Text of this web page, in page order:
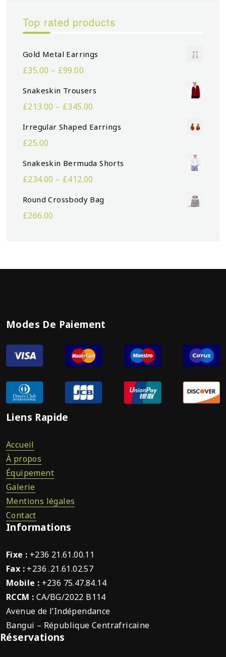
Top rated products
Gold Metal Earrings
£35.00 – £99.00
Snakeskin Trousers
£213.00 – £345.00
Irregular Shaped Earrings
£25.00
Snakeskin Bermuda Shorts
£234.00 – £412.00
Round Crossbody Bag
£266.00
Modes De Paiement
Liens Rapide
Accueil
À propos
Équipement
Galerie
Mentions légales
Contact
Informations
Fixe : +236 21.61.00.11
Fax : +236 .21.61.02.57
Mobile : +236 75.47.84.14
RCCM : CA/BG/2022 B114
Avenue de l’Indépendance
Bangui – République Centrafricaine
Réservations